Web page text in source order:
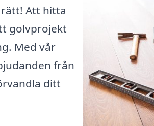
Att hitta
golvprojekt
Med vår
från
ditt